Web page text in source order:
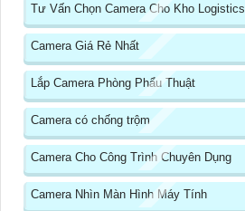
Tư Vấn Chọn Camera Cho Kho Logistics
Camera Giá Rẻ Nhất
Lắp Camera Phòng Phẩu Thuật
Camera có chống trộm
Camera Cho Công Trình Chuyên Dụng
Camera Nhìn Màn Hình Máy Tính